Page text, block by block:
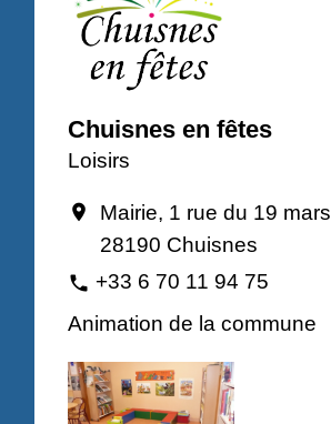
Chuisnes en fêtes
Loisirs
location_on
Mairie, 1 rue du 19 mars
28190 Chuisnes
phone +33 6 70 11 94 75
Animation de la commune